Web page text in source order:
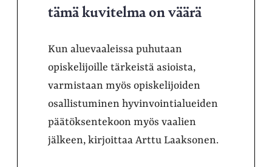
tämä kuvitelma on väärä
Kun aluevaaleissa puhutaan
opiskelijoille tärkeistä asioista,
varmistaan myös opiskelijoiden
osallistuminen hyvinvointialueiden
päätöksentekoon myös vaalien
jälkeen, kirjoittaa Arttu Laaksonen.